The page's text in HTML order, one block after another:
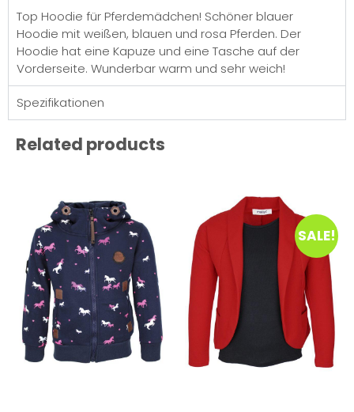
Top Hoodie für Pferdemädchen! Schöner blauer
Hoodie mit weißen, blauen und rosa Pferden. Der
Hoodie hat eine Kapuze und eine Tasche auf der
Vorderseite. Wunderbar warm und sehr weich!
Spezifikationen
Related products
SALE!